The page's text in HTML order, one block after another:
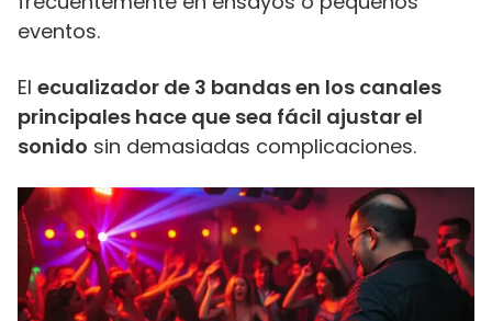
eventos.
El ecualizador de 3 bandas en los canales
principales hace que sea fácil ajustar el
sonido sin demasiadas complicaciones.